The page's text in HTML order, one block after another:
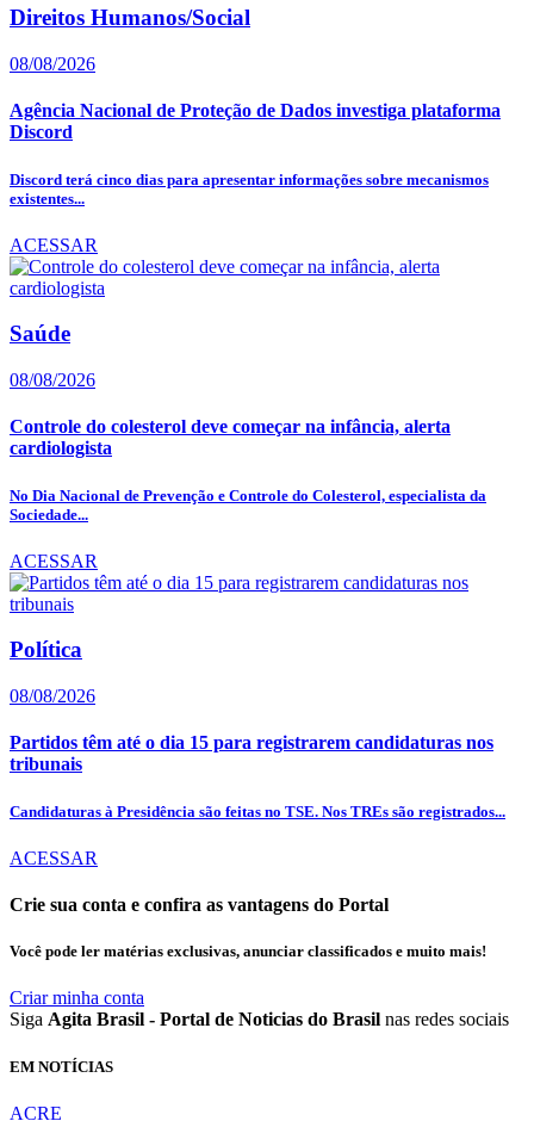
Direitos Humanos/Social
08/08/2026
Agência Nacional de Proteção de Dados investiga plataforma
Discord
Discord terá cinco dias para apresentar informações sobre mecanismos
existentes...
ACESSAR
Saúde
08/08/2026
Controle do colesterol deve começar na infância, alerta
cardiologista
No Dia Nacional de Prevenção e Controle do Colesterol, especialista da
Sociedade...
ACESSAR
Política
08/08/2026
Partidos têm até o dia 15 para registrarem candidaturas nos
tribunais
Candidaturas à Presidência são feitas no TSE. Nos TREs são registrados...
ACESSAR
Crie sua conta e confira as vantagens do Portal
Você pode ler matérias exclusivas, anunciar classificados e muito mais!
Criar minha conta
Siga Agita Brasil - Portal de Noticias do Brasil nas redes sociais
EM NOTÍCIAS
ACRE